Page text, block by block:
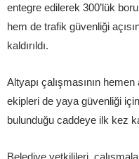
entegre edilerek 300’lük
hem de trafik güvenliği
kaldırıldı.
Altyapı çalışmasının
ekipleri de yaya güvenliği
bulunduğu caddeye ilk kez
Belediye yetkilileri,